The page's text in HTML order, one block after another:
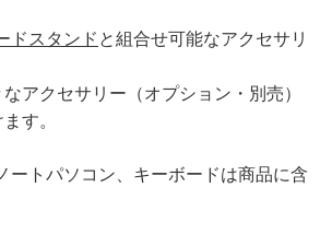
ドスタンド と組合せ可能なアクセサリ
アクセサリー（オプション・別売）
す。
ートパソコン、キーボードは商品に含